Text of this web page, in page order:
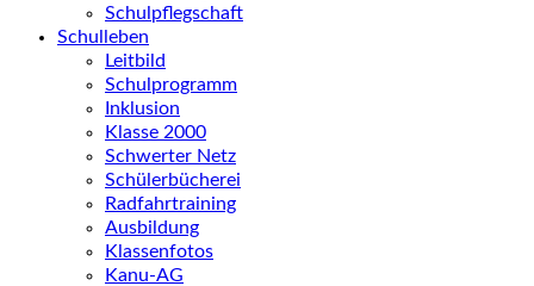
Schulpflegschaft
Schulleben
Leitbild
Schulprogramm
Inklusion
Klasse 2000
Schwerter Netz
Schülerbücherei
Radfahrtraining
Ausbildung
Klassenfotos
Kanu-AG